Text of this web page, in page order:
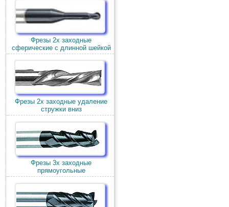
Фрезы 2х заходные
сферические с длинной шейкой
Фрезы 2х заходные удаление
стружки вниз
Фрезы 3х заходные
прямоугольные